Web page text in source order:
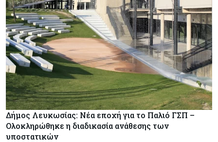
Δήμος Λευκωσίας: Νέα εποχή για το Παλιό ΓΣΠ –
Ολοκληρώθηκε η διαδικασία ανάθεσης των
υποστατικών